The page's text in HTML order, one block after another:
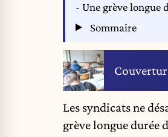
- Une grève longue
Sommaire
Les syndicats ne
grève longue durée